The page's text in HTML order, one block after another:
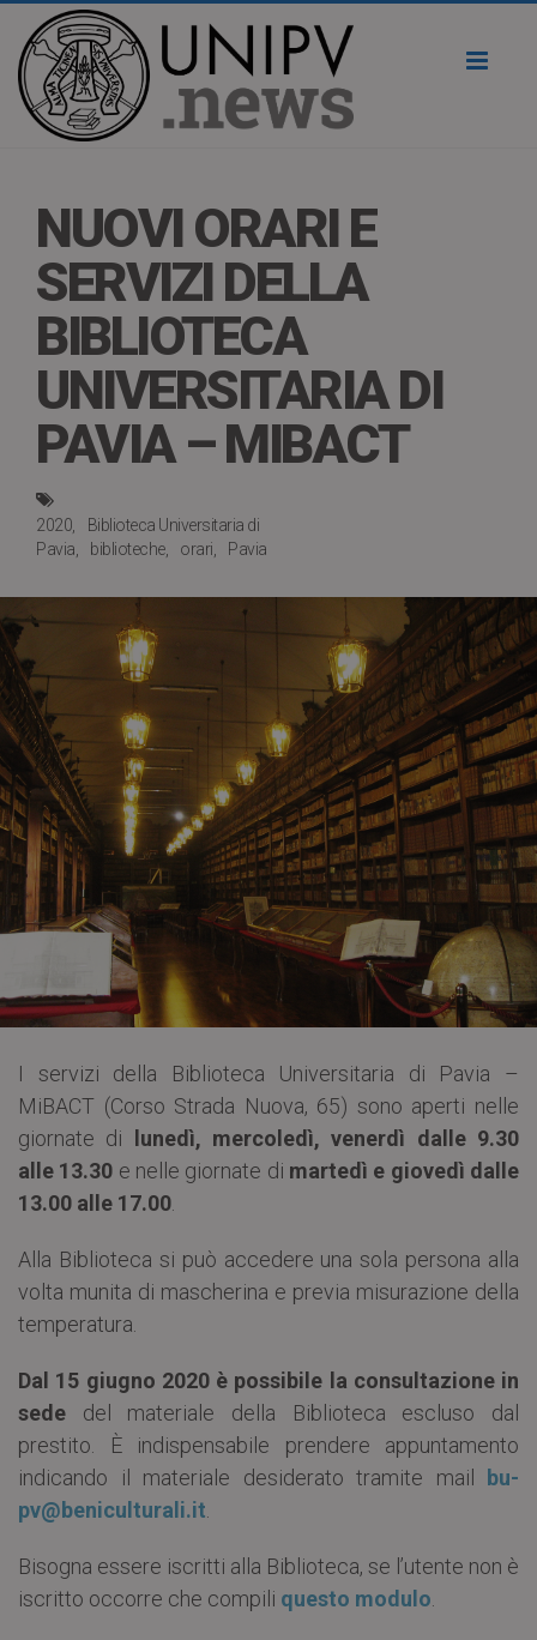
NUOVI ORARI E
SERVIZI DELLA
BIBLIOTECA
UNIVERSITARIA DI
PAVIA – MIBACT
2020
Biblioteca Universitaria di
Pavia
biblioteche orari Pavia
I servizi della Biblioteca Universitaria di Pavia –
MiBACT (Corso Strada Nuova, 65) sono aperti nelle
giornate di lunedì, mercoledì, venerdì dalle 9.30
alle 13.30 e nelle giornate di martedì e giovedì dalle
13.00 alle 17.00
Alla Biblioteca si può accedere una sola persona alla
volta munita di mascherina e previa misurazione della
temperatura.
Dal 15 giugno 2020 è possibile la consultazione in
sede del materiale della Biblioteca escluso dal
prestito. È indispensabile prendere appuntamento
indicando il materiale desiderato tramite mail bu-
pv@beniculturali.it
Bisogna essere iscritti alla Biblioteca, se l’utente non è
iscritto occorre che compili questo modulo